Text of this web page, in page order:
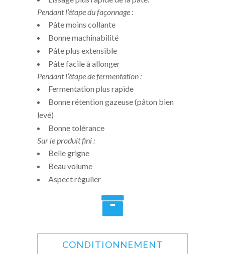
Pendant l’étape du façonnage :
Pâte moins collante
Bonne machinabilité
Pâte plus extensible
Pâte facile à allonger
Pendant l’étape de fermentation :
Fermentation plus rapide
Bonne rétention gazeuse (pâton bien
levé)
Bonne tolérance
Sur le produit fini :
Belle grigne
Beau volume
Aspect régulier
CONDITIONNEMENT